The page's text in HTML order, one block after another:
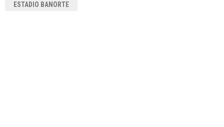
ESTADIO BANORTE